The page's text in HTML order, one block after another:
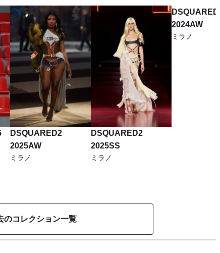
DSQUARED2
2025AW
ミラノ
DSQUARED2
2025SS
ミラノ
DSQUARED2
2024AW
ミラノ
のコレクション一覧